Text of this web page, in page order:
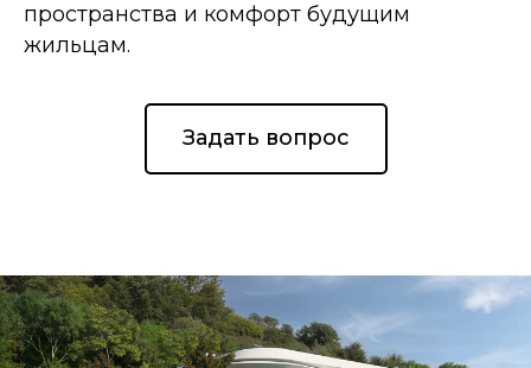
пространства и комфорт будущим
жильцам.
Задать вопрос